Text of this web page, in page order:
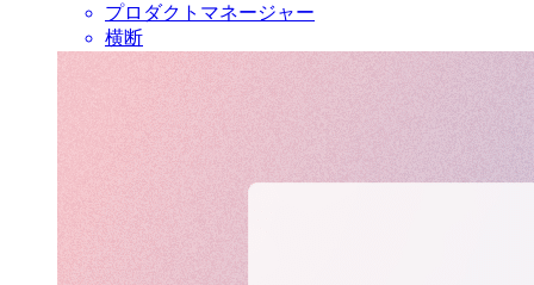
プロダクトマネージャー
横断